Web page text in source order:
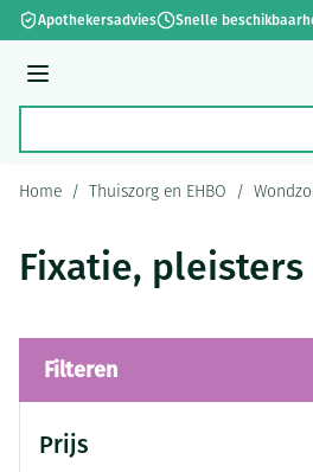
Ga naar de inhoud
Apothekersadvies Snelle
Menu
Home / Thuiszorg en EHBO /
Fixatie, pleisters
Filteren
Prijs